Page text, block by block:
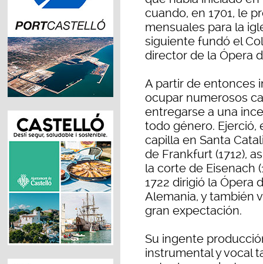
cuando, en 1701, le
mensuales para la
siguiente fundó el
director de la Ópera
A partir de entonces
ocupar numerosos
entregarse a una
todo género. Ejerció,
capilla en Santa
de Frankfurt (1712),
la corte de Eisenach
1722 dirigió la Ópera
Alemania, y también
gran expectación.
Su ingente
instrumental y vocal